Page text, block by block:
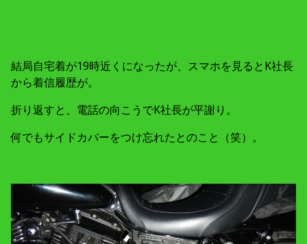
結局自宅着が19時近くになったが、スマホを見るとK社長
から着信履歴が。
折り返すと、電話の向こうでK社長が平謝り。
何でもサイドカバーをつけ忘れたとのこと（笑）。